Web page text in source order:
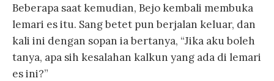
Beberapa saat kemudian, Bejo kembali membuka
lemari es itu. Sang betet pun berjalan keluar, dan
kali ini dengan sopan ia bertanya, “Jika aku boleh
tanya, apa sih kesalahan kalkun yang ada di lemari
es ini?”